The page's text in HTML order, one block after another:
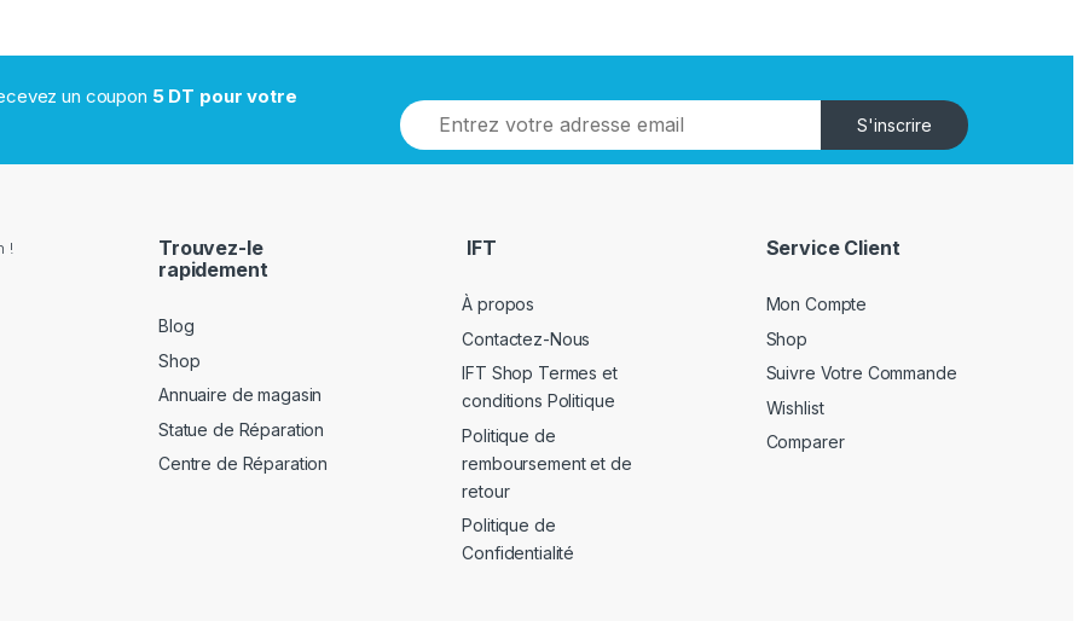
un coupon 5 DT pour votre
S'inscrire
!
Trouvez-le
rapidement
Blog
Shop
Annuaire de magasin
Statue de Réparation
Centre de Réparation
IFT
À propos
Contactez-Nous
IFT Shop Termes et
conditions Politique
Politique de
remboursement et de
retour
Politique de
Confidentialité
Service Client
Mon Compte
Shop
Suivre Votre Commande
Wishlist
Comparer